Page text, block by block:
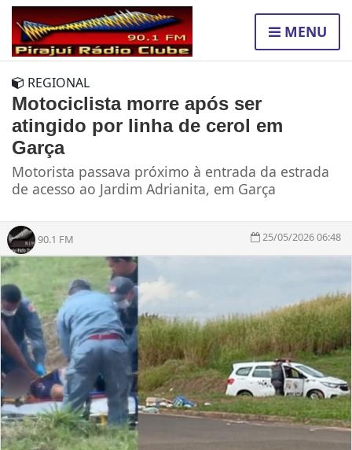
MENU
REGIONAL
Motociclista morre após ser
atingido por linha de cerol em
Garça
Motorista passava próximo à entrada da estrada
de acesso ao Jardim Adrianita, em Garça
90.1 FM 25/05/2026 06:48